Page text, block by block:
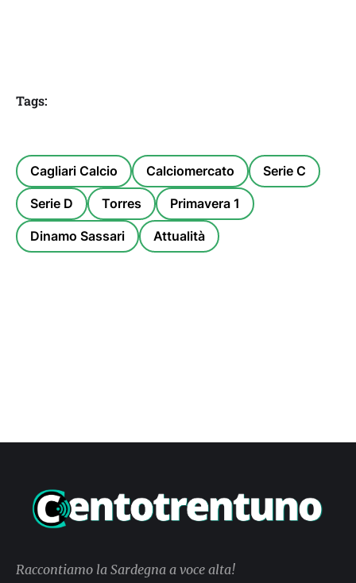
Tags:
Cagliari Calcio Calciomercato Serie C
Serie D Torres Primavera 1
Dinamo Sassari Attualità
Raccontiamo la Sardegna a voce alta!